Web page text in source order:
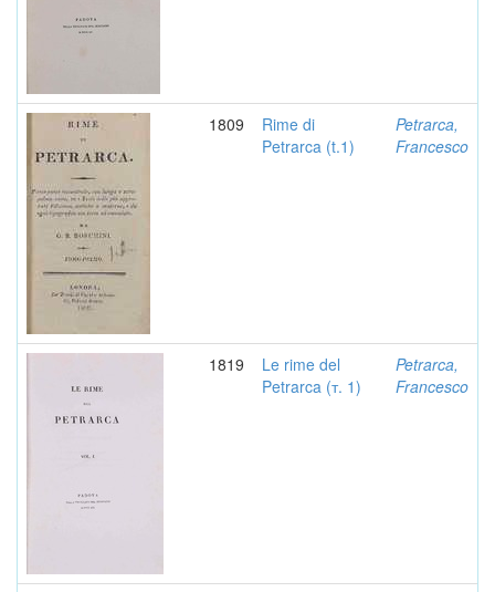
1809
Rime di
Petrarca (t.1)
Petrarca,
Francesco
1819
Le rime del
Petrarca (т. 1)
Petrarca,
Francesco